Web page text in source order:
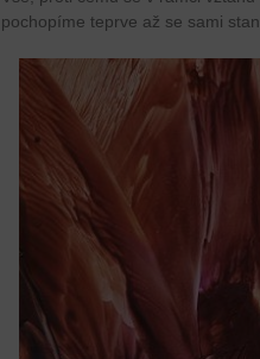
pochopíme teprve až se sami